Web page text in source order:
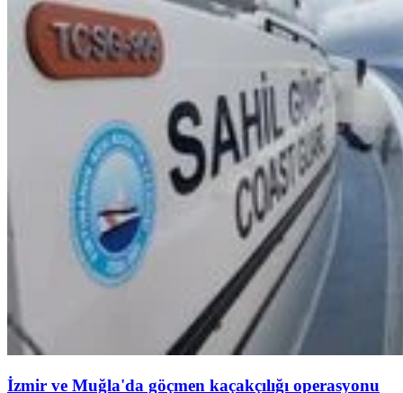
İzmir ve Muğla'da göçmen kaçakçılığı operasyonu